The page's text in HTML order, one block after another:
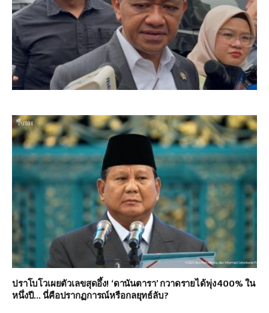
ปราโบโวเผยตัวเลขสุดอึ้ง! ‘ดานันตารา’ กวาดรายได้พุ่ง 400% ใน
หนึ่งปี… นี่คือปรากฏการณ์หรือกลยุทธ์ลับ?